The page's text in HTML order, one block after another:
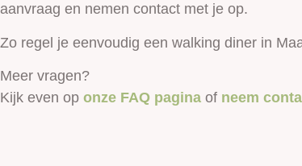
aanvraag en nemen contact met je op.
Zo regel je eenvoudig een walking diner in
Meer vragen?
Kijk even op onze FAQ pagina of neem